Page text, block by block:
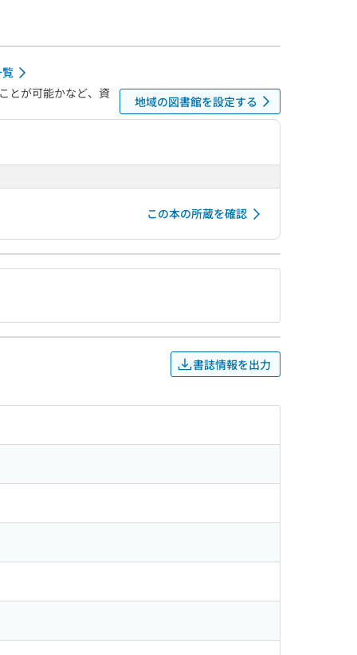
とが可能かなど、資
地域の図書館を設定する
この本の所蔵を確認
書誌情報を出力